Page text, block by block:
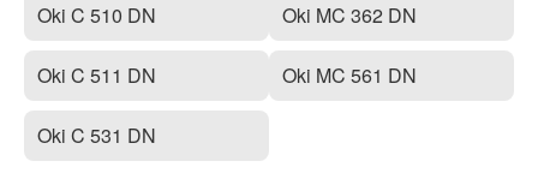
Oki C 510 DN
Oki C 511 DN
Oki C 531 DN
Oki MC 362 DN
Oki MC 561 DN